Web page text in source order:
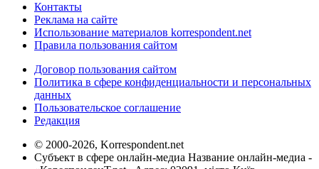
Контакты
Реклама на сайте
Использование материалов korrespondent.net
Правила пользования сайтом
Договор пользования сайтом
Политика в сфере конфиденциальности и персональных
данных
Пользовательское соглашение
Редакция
© 2000-2026, Korrespondent.net
Субъект в сфере онлайн-медиа Название онлайн-медиа -